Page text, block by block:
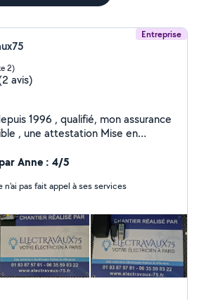
Entreprise
2)
avis)
énergétique et acuise .
Des devis gratuit et
Anne : 4/5
pas fait appel à ses services